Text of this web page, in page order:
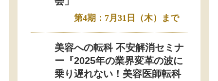
第4期：7月31日（木）まで
美容への転科 不安解消セミナ
ー『2025年の業界変革の波に
乗り遅れない！美容医師転科